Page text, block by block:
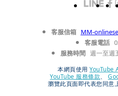
客服信箱 MM-
客服電話
服務時間 週一至週
本網頁使用 YouTube
YouTube 服務條款、
瀏覽此頁面即代表您同意